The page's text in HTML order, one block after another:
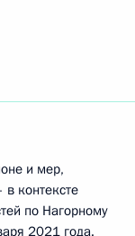
и мер,
контексте
по Нагорному
2021 года.